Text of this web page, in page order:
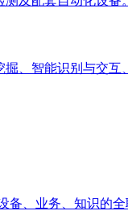
、智能识别与交互
备、业务、知识的